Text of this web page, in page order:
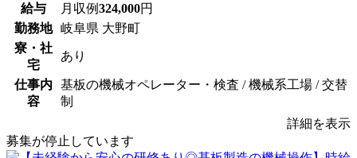
給与 月収例324,000円
勤務地
岐阜県 大野町
寮・社
宅
あり
仕事内
容
基板の機械オペレーター・検査 / 機械系工場 / 交替
制
詳細を表示
募集が停止しています